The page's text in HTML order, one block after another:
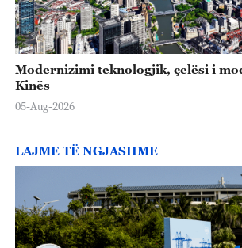
Modernizimi teknologjik, çelësi i
Kinës
05-Aug-2026
LAJME TË NGJASHME